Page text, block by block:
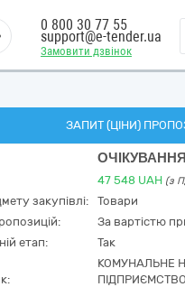
Замовити дзвінок
0 800 30 77 55
support@e-tender.ua
ЗАПИТ (ЦІНИ)
47 548 UAH (з
закупівлі:
Товари
За вартістю
етап:
Так
КОМУНАЛЬНЕ